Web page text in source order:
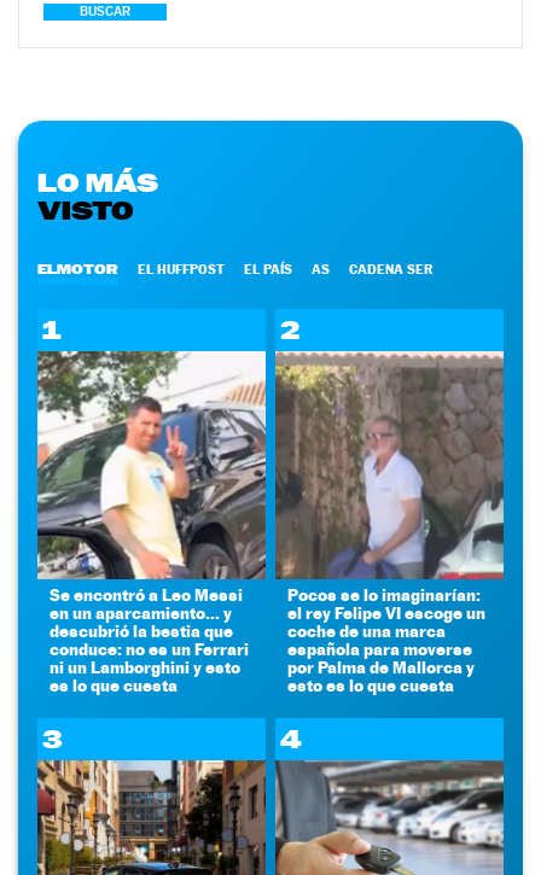
BUSCAR
LO MÁS
VISTO
ELMOTOR EL HUFFPOST EL PAÍS AS CADENA SER
1
Se encontró a Leo Messi
en un aparcamiento... y
descubrió la bestia que
conduce: no es un Ferrari
ni un Lamborghini y esto
es lo que cuesta
2
Pocos se lo imaginarían:
el rey Felipe VI escoge un
coche de una marca
española para moverse
por Palma de Mallorca y
esto es lo que cuesta
3 4